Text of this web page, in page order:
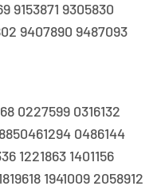
9153871 9305830
9407890 9487093
0227599 0316132
0486144
1221863 1401156
1941009 2058912